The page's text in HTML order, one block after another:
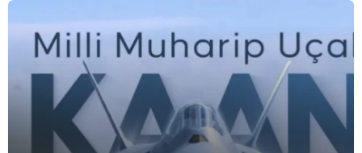
HAVA HABERLERI
SILAH VE MÜHIMMATLAR